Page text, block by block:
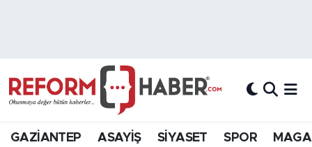
GAZİANTEP ASAYİŞ SİYASET SPOR
Hava Durumu